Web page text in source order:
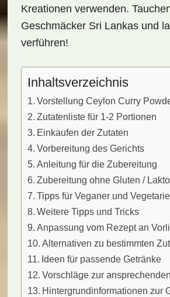
Kreationen verwenden.
Geschmäcker Sri Lankas und
verführen!
Inhaltsverzeichnis
Vorstellung Ceylon Curry
Zutatenliste für 1-2 Portionen
Einkaufen der Zutaten
Vorbereitung des Gerichts
Anleitung für die Zubereitung
Zubereitung ohne Gluten /
Tipps für Veganer und
Weitere Tipps und Tricks
Anpassung vom Rezept an
Alternativen zu bestimmten
Ideen für passende Getränke
Vorschläge zur
Hintergrundinformationen zur